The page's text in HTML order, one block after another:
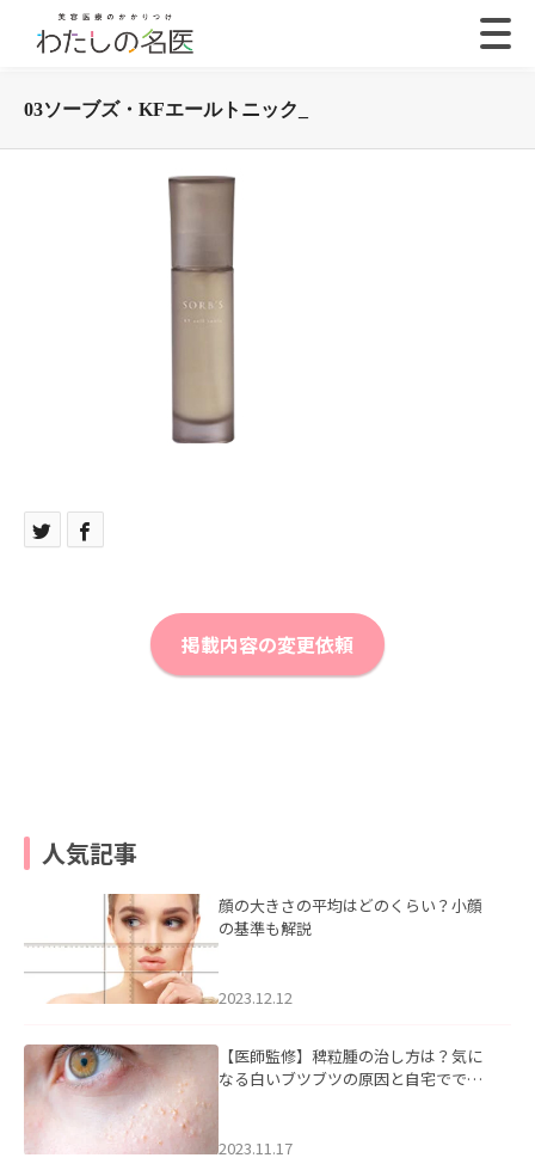
03ソーブズ・KFエールトニック_
掲載内容の変更依頼
人気記事
顔の大きさの平均はどのくらい？小顔
の基準も解説
2023.12.12
【医師監修】稗粒腫の治し方は？気に
なる白いブツブツの原因と自宅ででき
2023.11.17